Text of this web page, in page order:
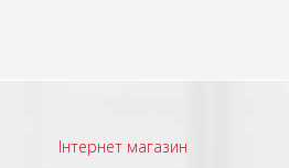
Інтернет магазин